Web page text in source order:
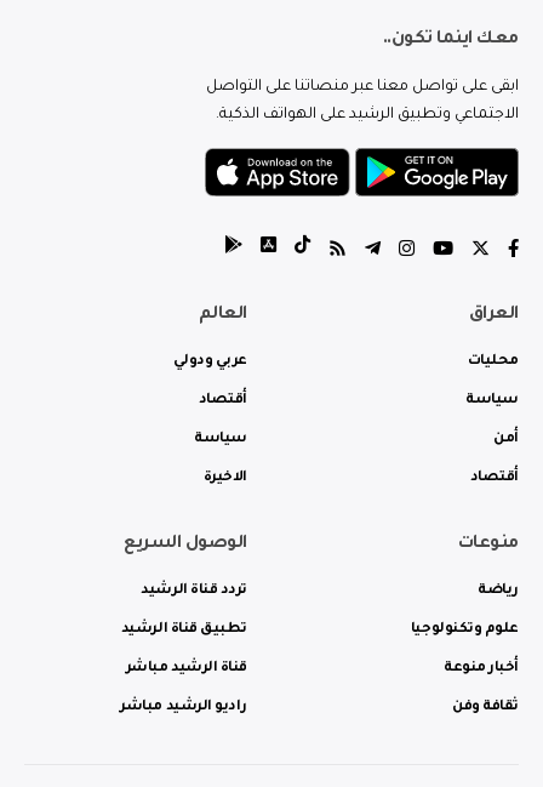
معك اينما تكون..
ابقى على تواصل معنا عبر منصاتنا على التواصل
الاجتماعي وتطبيق الرشيد على الهواتف الذكية.
العراق
محليات
سياسة
أمن
أقتصاد
العالم
عربي ودولي
أقتصاد
سياسة
الاخيرة
منوعات
رياضة
علوم وتكنولوجيا
أخبار منوعة
ثقافة وفن
الوصول السريع
تردد قناة الرشيد
تطبيق قناة الرشيد
قناة الرشيد مباشر
راديو الرشيد مباشر